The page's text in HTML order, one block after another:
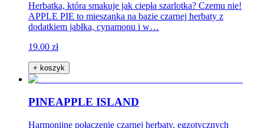
Herbatka, która smakuje jak ciepła szarlotka? Czemu nie!
APPLE PIE to mieszanka na bazie czarnej herbaty z
dodatkiem jabłka, cynamonu i w…
19.00 zł
+ koszyk
PINEAPPLE ISLAND
Harmonijne połączenie czarnej herbaty, egzotycznych